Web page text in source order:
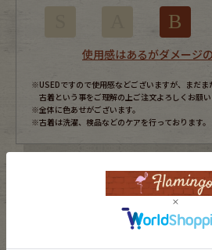
FAFATT
B
使用感はあるがダメージ
※USEDですので使用感などございますが、まだま
古着という事をご理解の上ご注文よろしくお願い
※全体に色あせがございます。
※古着は洗濯、検品などのケアを行っております。